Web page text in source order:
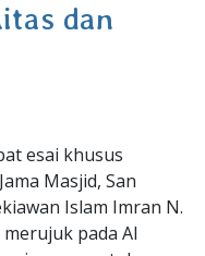
dan
esai khusus
Masjid, San
Islam Imran N.
merujuk pada Al